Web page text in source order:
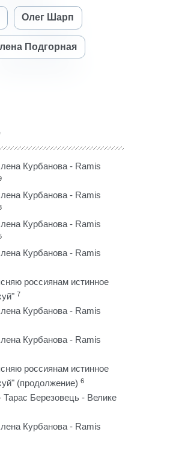
Олег Шарп
Подгорная
Курбанова - Ramis
Курбанова - Ramis
Курбанова - Ramis
Курбанова - Ramis
россиянам истинное
7
Курбанова - Ramis
Курбанова - Ramis
россиянам истинное
(продолжение) 6
Березовець - Велике
Курбанова - Ramis